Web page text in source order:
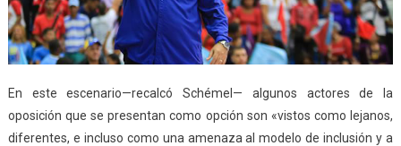
En este escenario—recalcó Schémel— algunos actores de la
oposición que se presentan como opción son «vistos como lejanos,
diferentes, e incluso como una amenaza al modelo de inclusión y a